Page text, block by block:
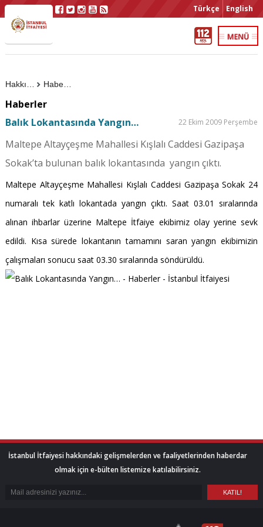
Türkçe English
Haberler
Haberler
Balık Lokantasında Yangın…
22 Ekim 2009 Perşembe
Maltepe Altayçeşme Mahallesi Kışlalı Caddesi Gazipaşa
Sokak’ta bulunan balık lokantasında yangın çıktı.
Maltepe Altayçeşme Mahallesi Kışlalı Caddesi Gazipaşa Sokak 24
numaralı tek katlı lokantada yangın çıktı. Saat 03.01 sıralarında
alınan ihbarlar üzerine Maltepe İtfaiye ekibimiz olay yerine sevk
edildi. Kısa sürede lokantanın tamamını saran yangın ekibimizin
çalışmaları sonucu saat 03.30 sıralarında söndürüldü.
İstanbul İtfaiyesi hakkındaki gelişmelerden ve faaliyetlerinden haberdar
olmak için e-bülten listemize katılabilirsiniz.